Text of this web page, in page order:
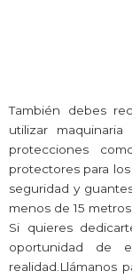
También debes
utilizar
protecciones
protectores para
seguridad y
menos de 15
Si quieres
oportunidad de
realidad.Llámanos